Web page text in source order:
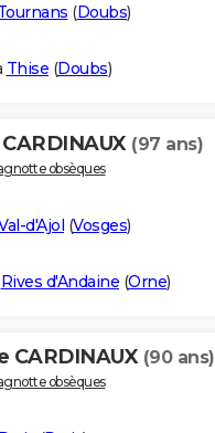
(Doubs)
Thise (Doubs)
(97 ans)
obsèques
d'Ajol (Vosges)
Rives d'Andaine (Orne)
CARDINAUX (90 ans)
obsèques